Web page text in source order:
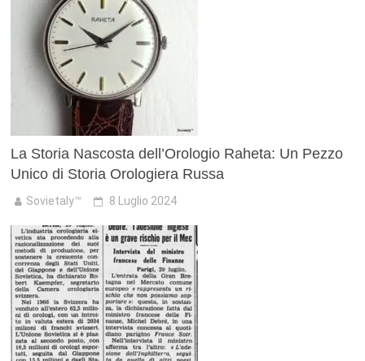
La Storia Nascosta dell’Orologio Raheta: Un Pezzo
Unico di Storia Orologiera Russa
Sovietaly™ 8 Luglio 2024